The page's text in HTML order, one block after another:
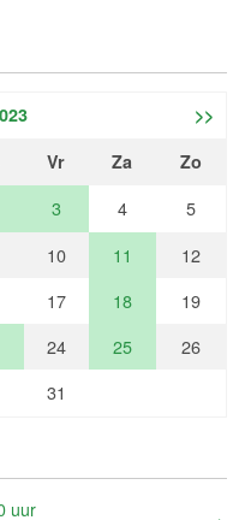
>>
Vr Za Zo
3 4
5
10 11
12
17 18
19
24 25
26
31
uur